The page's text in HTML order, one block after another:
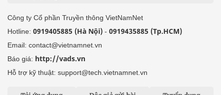
Công ty Cổ phần Truyền thông VietNamNet
Hotline: 0919405885 (Hà Nội) - 0919435885 (Tp.HCM)
Email: contact@vietnamnet.vn
Báo giá: http://vads.vn
Hỗ trợ kỹ thuật: support@tech.vietnamnet.vn